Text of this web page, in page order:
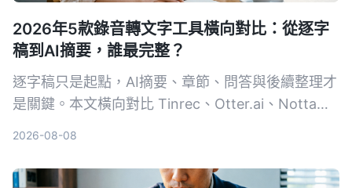
2026年5款錄音轉文字工具橫向對比：從逐字
稿到AI摘要，誰最完整？
逐字稿只是起點，AI摘要、章節、問答與後續整理才
是關鍵。本文橫向對比 Tinrec、Otter.ai、Notta、
2026-08-08